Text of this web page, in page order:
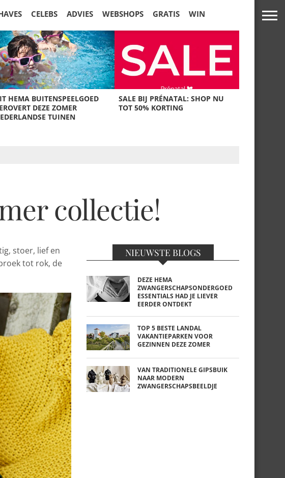
CELEBS ADVIES WEBSHOPS GRATIS WIN
HEMA BUITENSPEELGOED
DEZE ZOMER
TUINEN
SALE BIJ PRÉNATAL: SHOP NU
TOT 50% KORTING
collectie!
stoer, lief en
tot rok, de
NIEUWSTE BLOGS
DEZE HEMA
ZWANGERSCHAPSONDERGOED
ESSENTIALS HAD JE LIEVER
EERDER ONTDEKT
TOP 5 BESTE LANDAL
VAKANTIEPARKEN VOOR
GEZINNEN DEZE ZOMER
VAN TRADITIONELE GIPSBUIK
NAAR MODERN
ZWANGERSCHAPSBEELDJE